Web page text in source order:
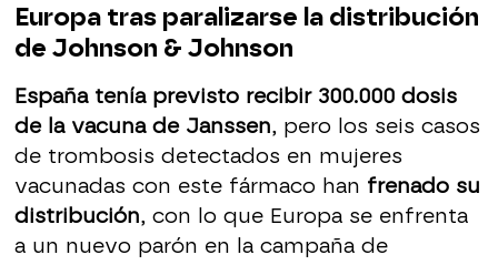
Europa tras paralizarse la distribución
de Johnson & Johnson
España tenía previsto recibir 300.000 dosis
de la vacuna de Janssen, pero los seis casos
de trombosis detectados en mujeres
vacunadas con este fármaco han frenado su
distribución, con lo que Europa se enfrenta
a un nuevo parón en la campaña de